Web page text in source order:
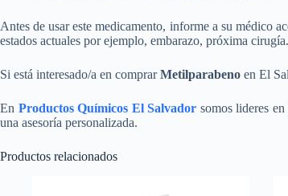
Antes de usar este medicamento, informe a su médico
estados actuales por ejemplo, embarazo, próxima cirugía.
Si está interesado/a en comprarMetilparabeno en El
En Productos Químicos El Salvador somos lideres en
una asesoría personalizada.
Productos relacionados